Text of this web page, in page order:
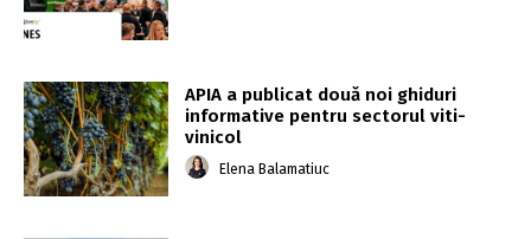
APIA a publicat două noi ghiduri
informative pentru sectorul viti-
vinicol
Elena Balamatiuc